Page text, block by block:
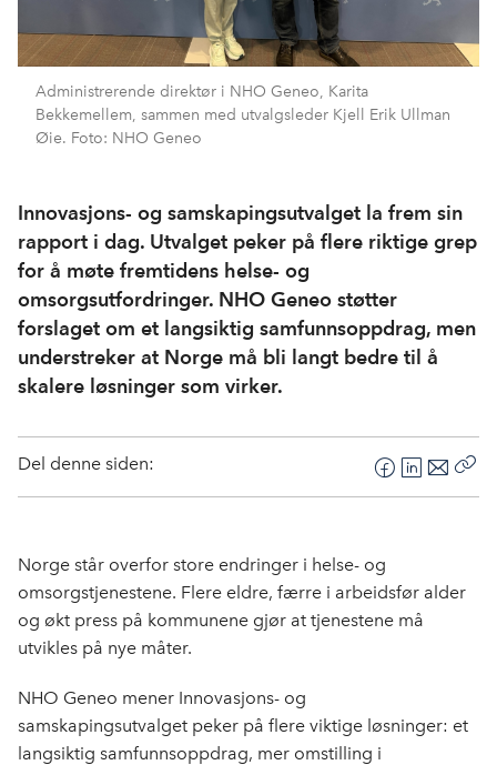
Administrerende direktør i NHO Geneo, Karita
Bekkemellem, sammen med utvalgsleder Kjell Erik Ullman
Øie. Foto: NHO Geneo
Innovasjons- og samskapingsutvalget la frem sin
rapport i dag. Utvalget peker på flere riktige grep
for å møte fremtidens helse- og
omsorgsutfordringer. NHO Geneo støtter
forslaget om et langsiktig samfunnsoppdrag, men
understreker at Norge må bli langt bedre til å
skalere løsninger som virker.
Del denne siden:
F
a
e
b
L
i
e
E
-
s
Norge står overfor store endringer i helse- og
omsorgstjenestene. Flere eldre, færre i arbeidsfør alder
og økt press på kommunene gjør at tjenestene må
utvikles på nye måter.
NHO Geneo mener Innovasjons- og
samskapingsutvalget peker på flere viktige løsninger: et
langsiktig samfunnsoppdrag, mer omstilling i